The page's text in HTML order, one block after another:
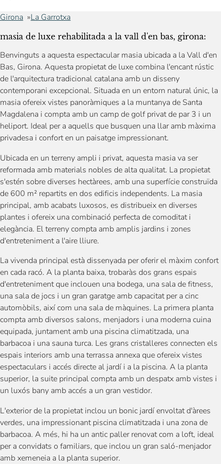
Girona La Garrotxa
masia de luxe rehabilitada a la vall d'en bas, girona:
Benvinguts a aquesta espectacular masia ubicada a la Vall d'en
Bas, Girona. Aquesta propietat de luxe combina l'encant rústic
de l'arquitectura tradicional catalana amb un disseny
contemporani excepcional. Situada en un entorn natural únic, la
masia ofereix vistes panoràmiques a la muntanya de Santa
Magdalena i compta amb un camp de golf privat de par 3 i un
heliport. Ideal per a aquells que busquen una llar amb màxima
privadesa i confort en un paisatge impressionant.
Ubicada en un terreny ampli i privat, aquesta masia va ser
reformada amb materials nobles de alta qualitat. La propietat
s'estén sobre diverses hectàrees, amb una superfície construïda
de 600 m² repartits en dos edificis independents. La masia
principal, amb acabats luxosos, es distribueix en diverses
plantes i ofereix una combinació perfecta de comoditat i
elegància. El terreny compta amb amplis jardins i zones
d'entreteniment a l'aire lliure.
La vivenda principal està dissenyada per oferir el màxim confort
en cada racó. A la planta baixa, trobaràs dos grans espais
d'entreteniment que inclouen una bodega, una sala de fitness,
una sala de jocs i un gran garatge amb capacitat per a cinc
automòbils, així com una sala de màquines. La primera planta
compta amb diversos salons, menjadors i una moderna cuina
equipada, juntament amb una piscina climatitzada, una
barbacoa i una sauna turca. Les grans cristalleres connecten els
espais interiors amb una terrassa annexa que ofereix vistes
espectaculars i accés directe al jardí i a la piscina. A la planta
superior, la suite principal compta amb un despatx amb vistes i
un luxós bany amb accés a un gran vestidor.
L'exterior de la propietat inclou un bonic jardí envoltat d'àrees
verdes, una impressionant piscina climatitzada i una zona de
barbacoa. A més, hi ha un antic paller renovat com a loft, ideal
per a convidats o familiars, que inclou un gran saló-menjador
amb xemeneia a la planta superior.